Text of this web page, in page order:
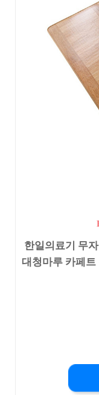
한일의료기 무
대청마루 카페트